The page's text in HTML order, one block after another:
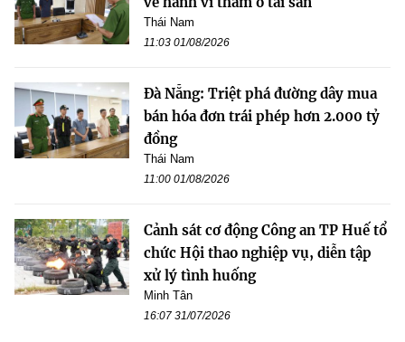
Thái Nam
11:03 01/08/2026
Đà Nẵng: Triệt phá đường dây mua
bán hóa đơn trái phép hơn 2.000 tỷ
đồng
Thái Nam
11:00 01/08/2026
Cảnh sát cơ động Công an TP Huế tổ
chức Hội thao nghiệp vụ, diễn tập
xử lý tình huống
Minh Tân
16:07 31/07/2026